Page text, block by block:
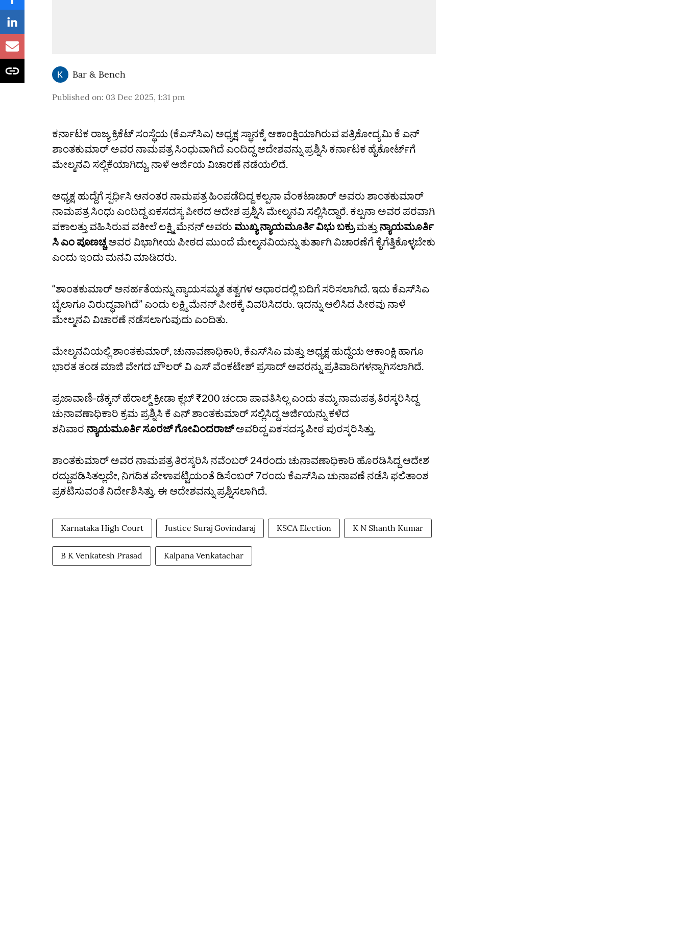
Bar & Bench
Published on: 03 Dec 2025, 1:31 pm
ಕರ್ನಾಟಕ ರಾಜ್ಯ ಕ್ರಿಕೆಟ್‌ ಸಂಸ್ಥೆಯ (ಕೆಎಸ್‌ಸಿಎ) ಅಧ್ಯಕ್ಷ ಸ್ಥಾನಕ್ಕೆ ಆಕಾಂಕ್ಷಿಯಾಗಿರುವ ಪತ್ರಿಕೋದ್ಯಮಿ ಕೆ ಎನ್‌
ಶಾಂತಕುಮಾರ್‌ ಅವರ ನಾಮಪತ್ರ ಸಿಂಧುವಾಗಿದೆ ಎಂದಿದ್ದ ಆದೇಶವನ್ನು ಪ್ರಶ್ನಿಸಿ ಕರ್ನಾಟಕ ಹೈಕೋರ್ಟ್‌ಗೆ
ಮೇಲ್ಮನವಿ ಸಲ್ಲಿಕೆಯಾಗಿದ್ದು, ನಾಳೆ ಅರ್ಜಿಯ ವಿಚಾರಣೆ ನಡೆಯಲಿದೆ.
ಅಧ್ಯಕ್ಷ ಹುದ್ದೆಗೆ ಸ್ಪರ್ಧಿಸಿ ಆನಂತರ ನಾಮಪತ್ರ ಹಿಂಪಡೆದಿದ್ದ ಕಲ್ಪನಾ ವೆಂಕಟಾಚಾರ್‌ ಅವರು ಶಾಂತಕುಮಾರ್‌
ನಾಮಪತ್ರ ಸಿಂಧು ಎಂದಿದ್ದ ಏಕಸದಸ್ಯ ಪೀಠದ ಆದೇಶ ಪ್ರಶ್ನಿಸಿ ಮೇಲ್ಮನವಿ ಸಲ್ಲಿಸಿದ್ದಾರೆ. ಕಲ್ಪನಾ ಅವರ ಪರವಾಗಿ
ವಕಾಲತ್ತು ವಹಿಸಿರುವ ವಕೀಲೆ ಲಕ್ಷ್ಮಿ ಮೆನನ್‌ ಅವರು ಮುಖ್ಯ ನ್ಯಾಯಮೂರ್ತಿ ವಿಭು ಬಕ್ರುಮತ್ತು ನ್ಯಾಯಮೂರ್ತಿ
ಸಿ ಎಂ ಪೂಣಚ್ಚ ಅವರ ವಿಭಾಗೀಯ ಪೀಠದ ಮುಂದೆ ಮೇಲ್ಮನವಿಯನ್ನು ತುರ್ತಾಗಿ ವಿಚಾರಣೆಗೆ ಕೈಗೆತ್ತಿಕೊಳ್ಳಬೇಕು
ಎಂದು ಇಂದು ಮನವಿ ಮಾಡಿದರು.
“ಶಾಂತಕುಮಾರ್‌ ಅನರ್ಹತೆಯನ್ನು ನ್ಯಾಯಸಮ್ಮತ ತತ್ವಗಳ ಆಧಾರದಲ್ಲಿ ಬದಿಗೆ ಸರಿಸಲಾಗಿದೆ. ಇದು ಕೆಎಸ್‌ಸಿಎ
ಬೈಲಾಗೂ ವಿರುದ್ಧವಾಗಿದೆ” ಎಂದು ಲಕ್ಷ್ಮಿ ಮೆನನ್‌ ಪೀಠಕ್ಕೆ ವಿವರಿಸಿದರು. ಇದನ್ನು ಆಲಿಸಿದ ಪೀಠವು ನಾಳೆ
ಮೇಲ್ಮನವಿ ವಿಚಾರಣೆ ನಡೆಸಲಾಗುವುದು ಎಂದಿತು.
ಮೇಲ್ಮನವಿಯಲ್ಲಿ ಶಾಂತಕುಮಾರ್‌, ಚುನಾವಣಾಧಿಕಾರಿ, ಕೆಎಸ್‌ಸಿಎ ಮತ್ತು ಅಧ್ಯಕ್ಷ ಹುದ್ದೆಯ ಆಕಾಂಕ್ಷಿ ಹಾಗೂ
ಭಾರತ ತಂಡ ಮಾಜಿ ವೇಗದ ಬೌಲರ್‌ ವಿ ಎಸ್‌ ವೆಂಕಟೇಶ್‌ ಪ್ರಸಾದ್‌ ಅವರನ್ನು ಪ್ರತಿವಾದಿಗಳನ್ನಾಗಿಸಲಾಗಿದೆ.
ಪ್ರಜಾವಾಣಿ-ಡೆಕ್ಕನ್‌ ಹೆರಾಲ್ಡ್‌ ಕ್ರೀಡಾ ಕ್ಲಬ್‌ ₹200 ಚಂದಾ ಪಾವತಿಸಿಲ್ಲ ಎಂದು ತಮ್ಮ ನಾಮಪತ್ರ ತಿರಸ್ಕರಿಸಿದ್ದ
ಚುನಾವಣಾಧಿಕಾರಿ ಕ್ರಮ ಪ್ರಶ್ನಿಸಿ ಕೆ ಎನ್‌ ಶಾಂತಕುಮಾರ್‌ ಸಲ್ಲಿಸಿದ್ದ ಅರ್ಜಿಯನ್ನು ಕಳೆದ
ಶನಿವಾರ ನ್ಯಾಯಮೂರ್ತಿ ಸೂರಜ್‌ ಗೋವಿಂದರಾಜ್‌ಅವರಿದ್ದ ಏಕಸದಸ್ಯ ಪೀಠ ಪುರಸ್ಕರಿಸಿತ್ತು.
ಶಾಂತಕುಮಾರ್ ಅವರ ನಾಮಪತ್ರ ತಿರಸ್ಕರಿಸಿ ನವೆಂಬರ್ 24ರಂದು ಚುನಾವಣಾಧಿಕಾರಿ ಹೊರಡಿಸಿದ್ದ ಆದೇಶ
ರದ್ದುಪಡಿಸಿತಲ್ಲದೇ, ನಿಗದಿತ ವೇಳಾಪಟ್ಟಿಯಂತೆ ಡಿಸೆಂಬರ್ 7ರಂದು ಕೆಎಸ್‌ಸಿಎ ಚುನಾವಣೆ ನಡೆಸಿ ಫಲಿತಾಂಶ
ಪ್ರಕಟಿಸುವಂತೆ ನಿರ್ದೇಶಿಸಿತ್ತು. ಈ ಆದೇಶವನ್ನು ಪ್ರಶ್ನಿಸಲಾಗಿದೆ.
Karnataka High Court Justice Suraj Govindaraj KSCA Election K N Shanth Kumar
B K Venkatesh Prasad Kalpana Venkatachar